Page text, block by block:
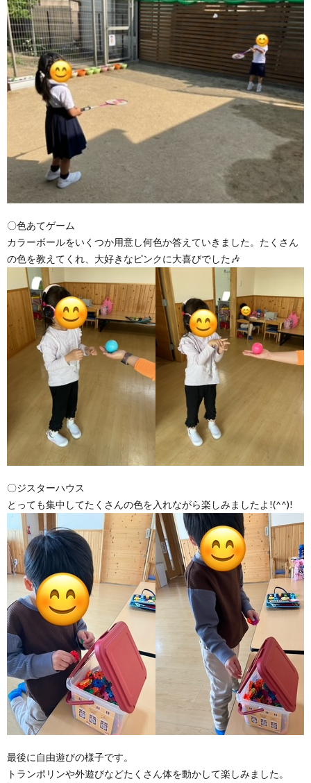
〇色あてゲーム
カラーボールをいくつか用意し何色か答えていきました。たくさん
の色を教えてくれ、大好きなピンクに大喜びでした🎶
〇ジスターハウス
とっても集中してたくさんの色を入れながら楽しみましたよ!(^^)!
最後に自由遊びの様子です。
トランポリンや外遊びなどたくさん体を動かして楽しみました。